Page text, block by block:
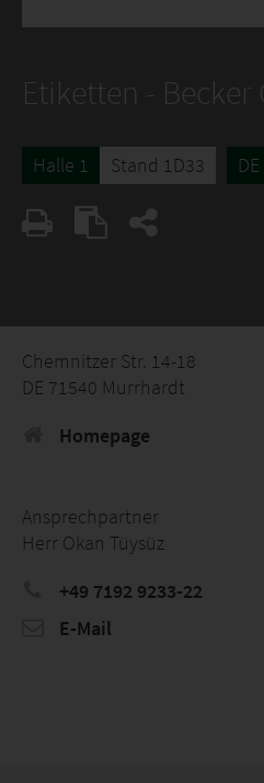
Etiketten - Becker
Halle 1 Stand 1D33 DE
Chemnitzer Str. 14-18
DE 71540 Murrhardt
Homepage
Ansprechpartner
Herr Okan Tüysüz
+49 7192 9233-22
E-Mail